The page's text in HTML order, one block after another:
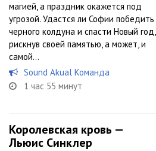
магией, а праздник окажется под
угрозой. Удастся ли Софии победить
черного колдуна и спасти Новый год,
рискнув своей памятью, а может, и
самой...
Sound Akual Команда
1 час 55 минут
Королевская кровь —
Льюис Синклер